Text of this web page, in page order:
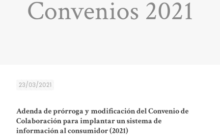
Convenios 2021
23/03/2021
Adenda de prórroga y modificación del Convenio de
Colaboración para implantar un sistema de
información al consumidor (2021)